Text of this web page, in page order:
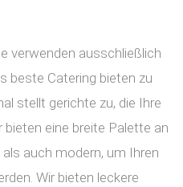
verwenden ausschließlich
beste Catering bieten zu
stellt gerichte zu, die Ihre
bieten eine breite Palette an
auch modern, um Ihren
Wir bieten leckere